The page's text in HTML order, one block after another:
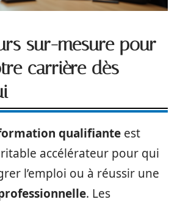
sur-mesure pour
carrière dès
qualifiante est
accélérateur pour qui
l’emploi ou à réussir une
. Les